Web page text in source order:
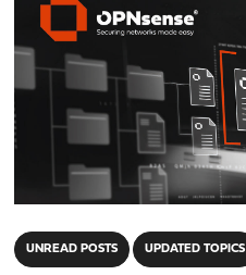
UNREAD POSTS UPDATED TOPICS